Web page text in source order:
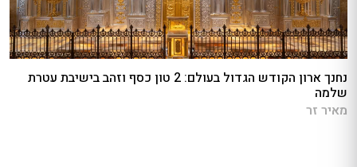
נחנך ארון הקודש הגדול בעולם: 2 טון כסף וזהב בישיבת עטרת
שלמה
מאיר זר